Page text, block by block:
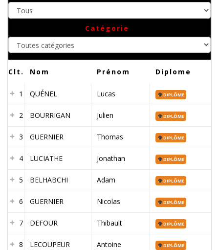
Catégorie
catégories
Clt. Nom Prénom Diplome
1 QUÉNEL Lucas DIPLÔME
2 BOURRIGAN Julien DIPLÔME
3 GUERNIER Thomas DIPLÔME
4 LUCIATHE Jonathan DIPLÔME
5 BELHABCHI Adam DIPLÔME
6 GUERNIER Nicolas DIPLÔME
7 DEFOUR Thibault DIPLÔME
8 LECOUPEUR Antoine DIPLÔME